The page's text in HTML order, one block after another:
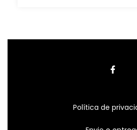
Política de